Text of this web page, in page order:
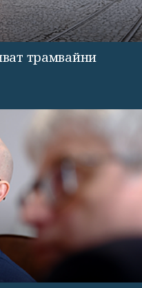
трамвайни